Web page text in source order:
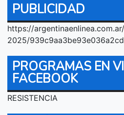
PUBLICIDAD
https://
2025/
PROGRAMAS EN
FACEBOOK
RESISTENCIA